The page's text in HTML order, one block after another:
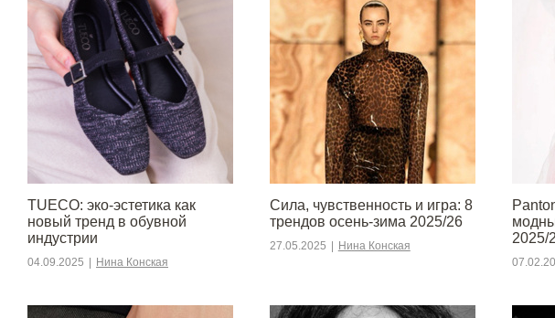
TUECO: эко-эстетика как
новый тренд в обувной
индустрии
04.09.2025 Нина Конская
Сила, чувственность и игра: 8
трендов осень-зима 2025/26
27.05.2025 Нина Конская
2025/